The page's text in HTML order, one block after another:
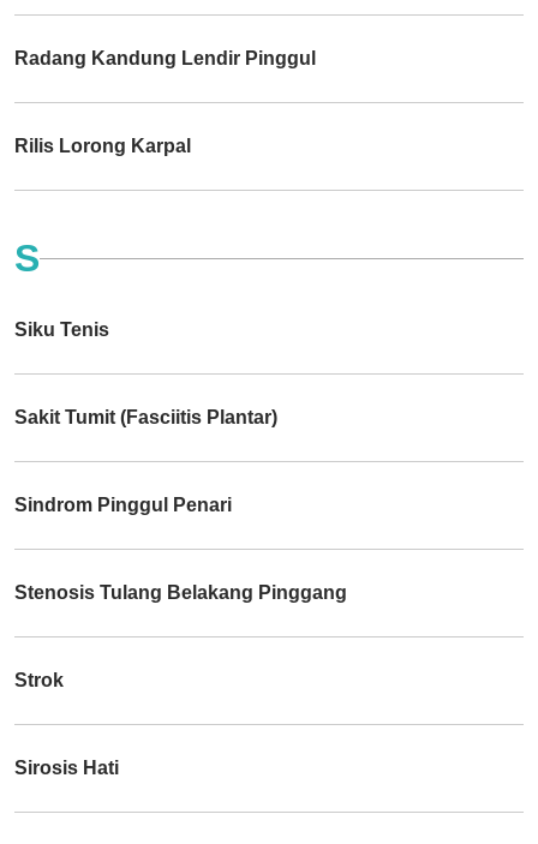
Radang Kandung Lendir Pinggul
Rilis Lorong Karpal
S
Siku Tenis
Sakit Tumit (Fasciitis Plantar)
Sindrom Pinggul Penari
Stenosis Tulang Belakang Pinggang
Strok
Sirosis Hati